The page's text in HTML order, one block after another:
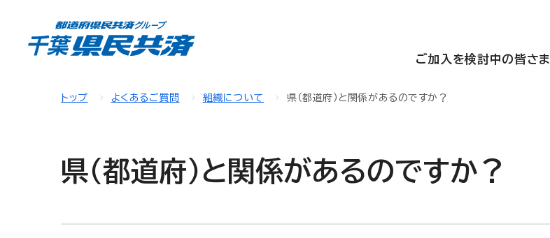
ご加入を検討中の皆さま
トップ よくあるご質問 組織について 県（都道府）と関係があるのですか？
県（都道府）と関係があるのですか？